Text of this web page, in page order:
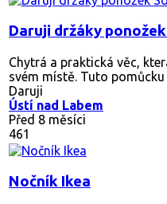
Daruji držáky
Chytrá a praktická věc,
svém místě. Tuto
Daruji
Ústí nad Labem
Před 8 měsíci
461
Nočník Ikea